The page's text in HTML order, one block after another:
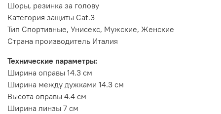
Шоры, резинка за голову
Категория защиты Cat.3
Тип Спортивные, Унисекс, Мужские, Женские
Страна производитель Италия
Технические параметры:
Ширина оправы 14.3 см
Ширина между дужками 14.3 см
Высота оправы 4.4 см
Ширина линзы 7 см